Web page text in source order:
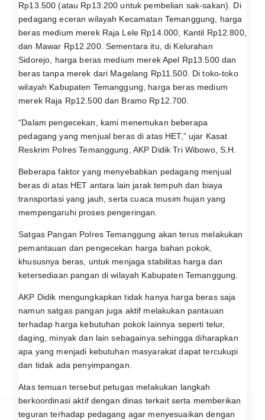
Rp13.500 (atau Rp13.200 untuk pembelian sak-sakan). Di
pedagang eceran wilayah Kecamatan Temanggung, harga
beras medium merek Raja Lele Rp14.000, Kantil Rp12.800,
dan Mawar Rp12.200. Sementara itu, di Kelurahan
Sidorejo, harga beras medium merek Apel Rp13.500 dan
beras tanpa merek dari Magelang Rp11.500. Di toko-toko
wilayah Kabupaten Temanggung, harga beras medium
merek Raja Rp12.500 dan Bramo Rp12.700.
“Dalam pengecekan, kami menemukan beberapa
pedagang yang menjual beras di atas HET,” ujar Kasat
Reskrim Polres Temanggung, AKP Didik Tri Wibowo, S.H.
Beberapa faktor yang menyebabkan pedagang menjual
beras di atas HET antara lain jarak tempuh dan biaya
transportasi yang jauh, serta cuaca musim hujan yang
mempengaruhi proses pengeringan.
Satgas Pangan Polres Temanggung akan terus melakukan
pemantauan dan pengecekan harga bahan pokok,
khususnya beras, untuk menjaga stabilitas harga dan
ketersediaan pangan di wilayah Kabupaten Temanggung.
AKP Didik mengungkapkan tidak hanya harga beras saja
namun satgas pangan juga aktif melakukan pantauan
terhadap harga kebutuhan pokok lainnya seperti telur,
daging, minyak dan lain sebagainya sehingga diharapkan
apa yang menjadi kebutuhan masyarakat dapat tercukupi
dan tidak ada penyimpangan.
Atas temuan tersebut petugas melakukan langkah
berkoordinasi aktif dengan dinas terkait serta memberikan
teguran terhadap pedagang agar menyesuaikan dengan